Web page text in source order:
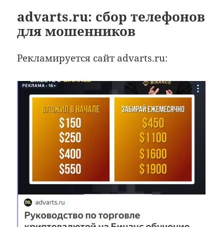
advarts.ru: сбор телефонов
для мошенников
Рекламируется сайт advarts.ru: